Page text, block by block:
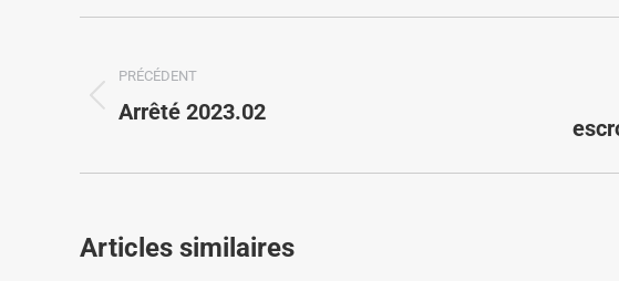
PRÉCÉDENT
Arrêté 2023.02
Articles similaires